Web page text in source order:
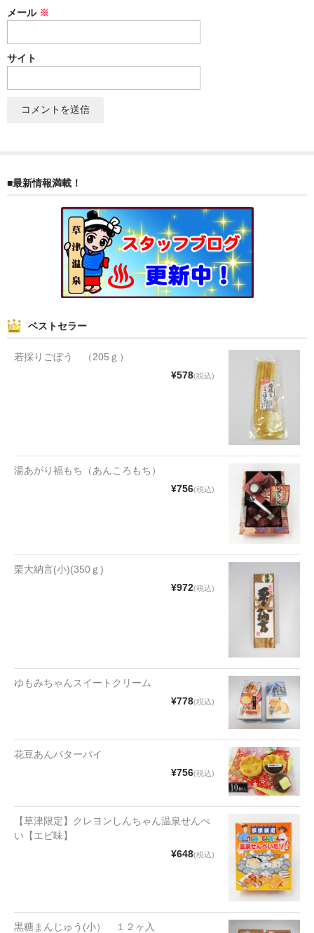
文具
クッキー
サンド
まんじゅう
スナック
煎餅
もち
漬物・佃煮
もろみ漬け
麺類
日用品・雑貨
筆記具
メール ※
サイト
■最新情報満載！
ベストセラー
若採りごぼう （205ｇ）
¥578(税込)
湯あがり福もち（あんころもち）
¥756(税込)
栗大納言(小)(350ｇ)
¥972(税込)
ゆもみちゃんスイートクリーム
¥778(税込)
花豆あんバターパイ
¥756(税込)
【草津限定】クレヨンしんちゃん温泉せんべ
い【エビ味】
¥648(税込)
黒糖まんじゅう(小） １２ヶ入